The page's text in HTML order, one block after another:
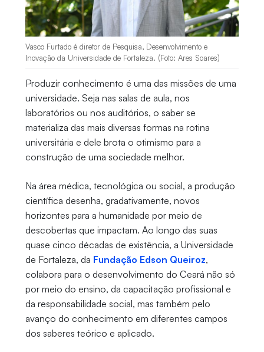
Vasco Furtado é diretor de Pesquisa, Desenvolvimento e
Inovação da Universidade de Fortaleza. (Foto: Ares Soares)
Produzir conhecimento é uma das missões de uma
universidade. Seja nas salas de aula, nos
laboratórios ou nos auditórios, o saber se
materializa das mais diversas formas na rotina
universitária e dele brota o otimismo para a
construção de uma sociedade melhor.
Na área médica, tecnológica ou social, a produção
científica desenha, gradativamente, novos
horizontes para a humanidade por meio de
descobertas que impactam. Ao longo das suas
quase cinco décadas de existência, a Universidade
de Fortaleza, da Fundação Edson Queiroz,
colabora para o desenvolvimento do Ceará não só
por meio do ensino, da capacitação profissional e
da responsabilidade social, mas também pelo
avanço do conhecimento em diferentes campos
dos saberes teórico e aplicado.